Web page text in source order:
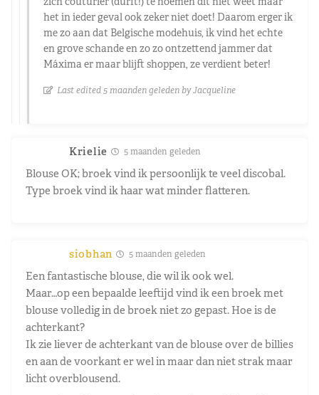
het in ieder geval ook zeker niet doet! Daarom erger ik
me zo aan dat Belgische modehuis, ik vind het echte
en grove schande en zo zo ontzettend jammer dat
Máxima er maar blijft shoppen, ze verdient beter!
Last edited 5 maanden geleden by Jacqueline
Krielie 5 maanden geleden
Blouse OK; broek vind ik persoonlijk te veel discobal.
Type broek vind ik haar wat minder flatteren.
siobhan 5 maanden geleden
Een fantastische blouse, die wil ik ook wel.
Maar…op een bepaalde leeftijd vind ik een broek met
blouse volledig in de broek niet zo gepast. Hoe is de
achterkant?
Ik zie liever de achterkant van de blouse over de billies
en aan de voorkant er wel in maar dan niet strak maar
licht overblousend.